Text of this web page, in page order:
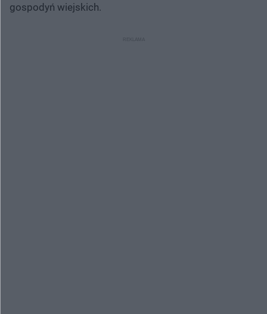
gospodyń wiejskich.